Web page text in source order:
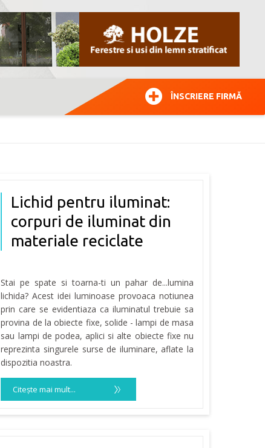
ÎNSCRIERE FIRMĂ
Lichid pentru iluminat:
corpuri de iluminat din
materiale reciclate
Stai pe spate si toarna-ti un pahar de...lumina
lichida? Acest idei luminoase provoaca notiunea
prin care se evidentiaza ca iluminatul trebuie sa
provina de la obiecte fixe, solide - lampi de masa
sau lampi de podea, aplici si alte obiecte fixe nu
reprezinta singurele surse de iluminare, aflate la
dispozitia noastra.
Citeşte mai mult...